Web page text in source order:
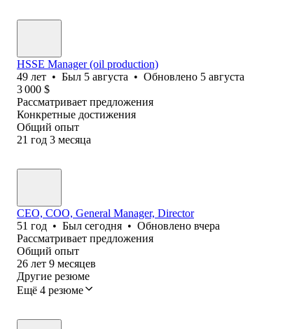
HSSE Manager (oil production)
49 лет • Был 5 августа • Обновлено 5 августа
3 000 $
Рассматривает предложения
Конкретные достижения
Общий опыт
21 год 3 месяца
CEO, COO, General Manager, Director
51 год • Был сегодня • Обновлено вчера
Рассматривает предложения
Общий опыт
26 лет 9 месяцев
Другие резюме
Ещё 4 резюме